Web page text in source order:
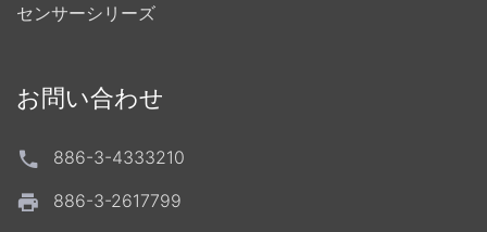
センサーシリーズ
お問い合わせ
886-3-4333210
886-3-2617799